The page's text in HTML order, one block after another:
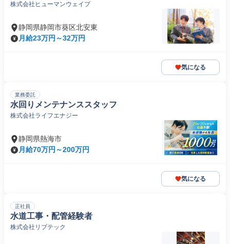
株式会社ヒューマンウェイブ
静岡県静岡市葵区北安東
月給23万円～32万円
気になる
業務委託
水回りメンテナンススタッフ
株式会社ライフエナジー
静岡県熱海市
月給70万円～200万円
気になる
正社員
水道工事・配管経験者
株式会社リブテック